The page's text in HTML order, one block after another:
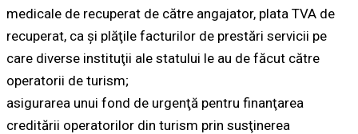
medicale de recuperat de către angajator, plata TVA de
recuperat, ca şi plăţile facturilor de prestări servicii pe
care diverse instituţii ale statului le au de făcut către
operatorii de turism;
asigurarea unui fond de urgenţă pentru finanţarea
creditării operatorilor din turism prin susţinerea